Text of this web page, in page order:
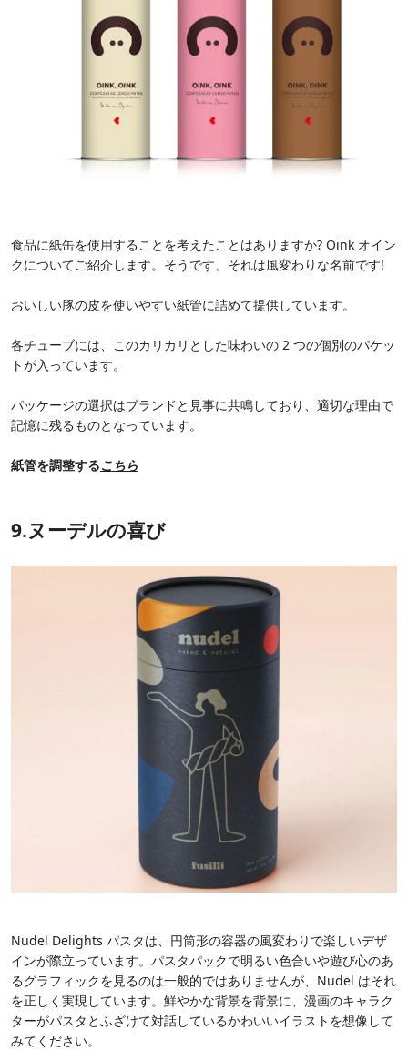
食品に紙缶を使用することを考えたことはありますか? Oink オイン
クについてご紹介します。そうです、それは風変わりな名前です!
おいしい豚の皮を使いやすい紙管に詰めて提供しています。
各チューブには、このカリカリとした味わいの 2 つの個別のパケッ
トが入っています。
パッケージの選択はブランドと見事に共鳴しており、適切な理由で
記憶に残るものとなっています。
紙管を調整するこちら
9.ヌーデルの喜び
Nudel Delights パスタは、円筒形の容器の風変わりで楽しいデザ
インが際立っています。パスタパックで明るい色合いや遊び心のあ
るグラフィックを見るのは一般的ではありませんが、Nudel はそれ
を正しく実現しています。鮮やかな背景を背景に、漫画のキャラク
ターがパスタとふざけて対話しているかわいいイラストを想像して
みてください。